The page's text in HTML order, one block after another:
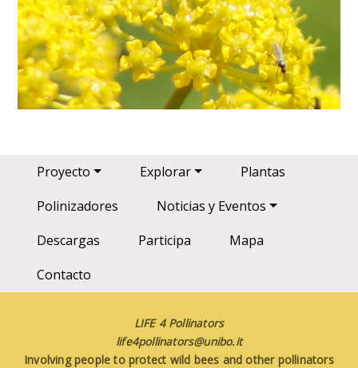
Main navigation
Proyecto Explorar
Plantas
Polinizadores
Noticias y Eventos
Descargas
Participa
Mapa
Contacto
LIFE 4 Pollinators
life4pollinators@unibo.it
Involving people to protect wild bees and other pollinators